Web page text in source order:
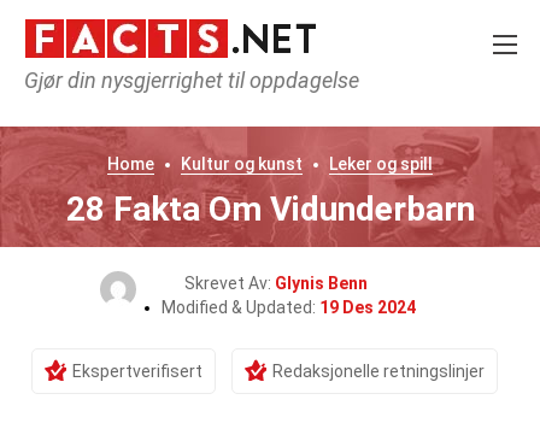
Gjør din nysgjerrighet til oppdagelse
Home Kultur og kunst Leker og spill
28 Fakta Om Vidunderbarn
Skrevet Av: Glynis Benn
Modified & Updated: 19 Des 2024
Ekspertverifisert Redaksjonelle retningslinjer